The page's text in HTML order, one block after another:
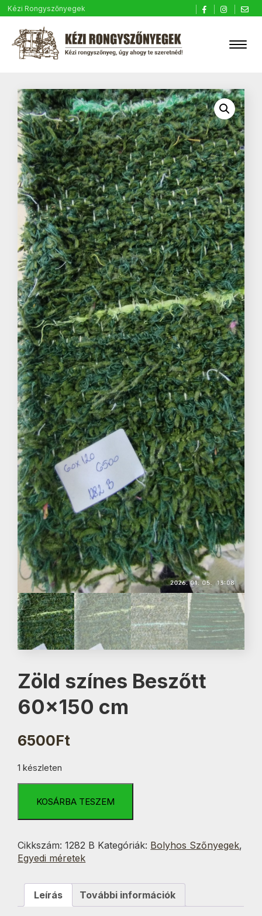
Kézi Rongyszőnyegek
Zöld színes Beszőtt
60×150 cm
6500Ft
1 készleten
színes
cm
mennyiség
KOSÁRBA TESZEM
Cikkszám:1282 B Kategóriák: Bolyhos Szőnyegek,
Egyedi méretek
Leírás További információk